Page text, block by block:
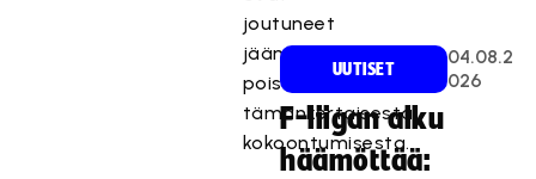
joutuneet
jäämään
pois
tämänkertaisesta
kokoontumisesta.
UUTISET
04.08.2
026
F-liigan alku
häämöttää: